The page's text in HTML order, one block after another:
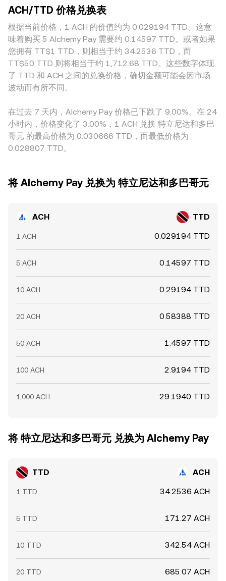
期货到期换月时的仓位再平衡、链上与交易所的大额地址资金
流动、以及流动性提供与做市策略的调整，都会在短期内对
ACH/TTD 的 conversion rate 造成额外波动。
的恒定乘积做市公式，其中交易对储备池中两种资产的余额乘
积保持不变，价格可近似理解为池中另一侧资产余额与本侧资
产余额之比（price = y/x），当大量买入或卖出发生时，池子
余额变化会即时反映到价格，从而影响参考的 ACH/TTD
conversion rate。
在不同平台与法币的细微升贴水会传导到 ACH/TTD 的标示价
格。此外，地理与合规差异也会造成结构性价差：在对法币出
入金与商户支付更友好的地区，ACH 的实际使用需求更强，报
价可能相对坚挺；而受合规限制较多的市场，流动性与可达性
不足会导致波动更大。跨平台套利者会通过低买高卖在一定程
度上收敛这些差异，但资金成本、链上转账时间、合规与风控
限制意味着套利并不总是即时或完全，从而使 ACH/TTD 的
conversion rate 在各平台之间仍可能存在短暂或结构性的偏
ACH/TTD 价格兑换表
根据当前价格，1 ACH 的价值约为 0.029194 TTD。这意
味着购买 5 Alchemy Pay 需要约 0.14597 TTD。或者如果
您拥有 TT$1 TTD，则相当于约 34.2536 TTD，而
TT$50 TTD 则将相当于约 1,712.68 TTD。这些数字体现
了 TTD 和 ACH 之间的兑换价格，确切金额可能会因市场
波动而有所不同。
在过去 7 天内，Alchemy Pay 价格已下跌了 9.00%。在 24
小时内，价格变化了 3.00%，1 ACH 兑换 特立尼达和多巴
哥元 的最高价格为 0.030666 TTD，而最低价格为
0.028807 TTD。
将 Alchemy Pay 兑换为 特立尼达和多巴哥元
ACH TTD
1 ACH 0.029194 TTD
5 ACH 0.14597 TTD
10 ACH 0.29194 TTD
20 ACH 0.58388 TTD
50 ACH 1.4597 TTD
100 ACH 2.9194 TTD
1,000 ACH 29.1940 TTD
将 特立尼达和多巴哥元 兑换为 Alchemy Pay
TTD ACH
1 TTD 34.2536 ACH
5 TTD 171.27 ACH
10 TTD 342.54 ACH
20 TTD 685.07 ACH